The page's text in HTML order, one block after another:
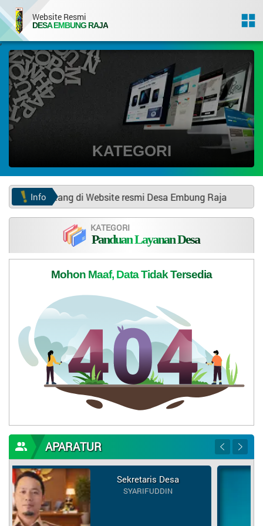
Website Resmi
DESA EMBUNG RAJA
,
KATEGORI
Info
datang di Website resmi Desa Embung Raja
KATEGORI
Panduan Layanan Desa
Mohon Maaf, Data Tidak Tersedia
APARATUR
Desa